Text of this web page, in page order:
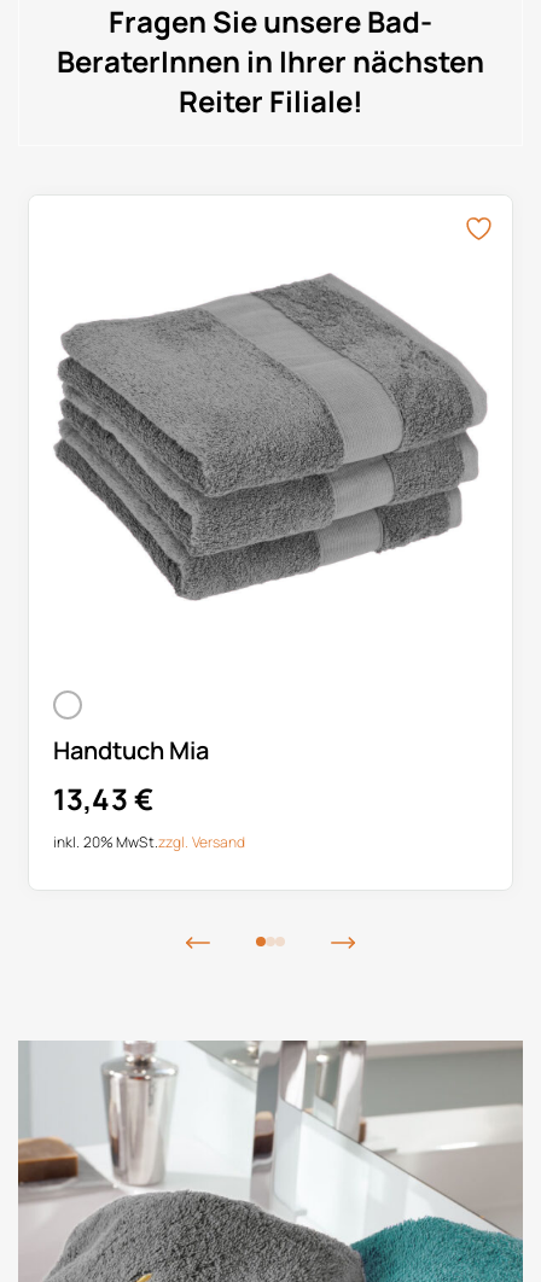
Fragen Sie unsere Bad-
BeraterInnen in Ihrer nächsten
Reiter Filiale!
Handtuch Mia
13,43€
inkl. 20% MwSt.zzgl. Versand